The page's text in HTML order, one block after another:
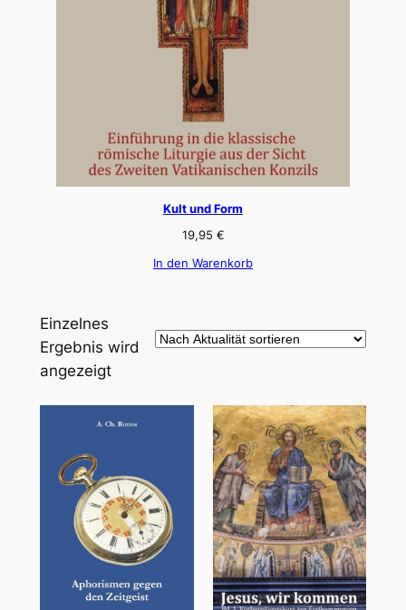
Kult und Form
19,95 €
In den Warenkorb
Einzelnes
Ergebnis wird
angezeigt